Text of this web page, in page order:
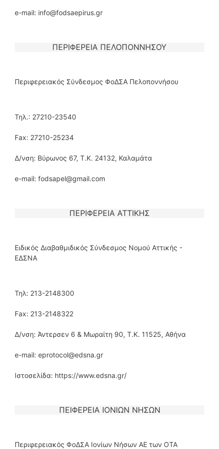
e-mail: info@fodsaepirus.gr
ΠΕΡΙΦΕΡΕΙΑ ΠΕΛΟΠΟΝΝΗΣΟΥ
Περιφερειακός Σύνδεσμος ΦοΔΣΑ Πελοποννήσου
Τηλ.: 27210-23540
Fax: 27210-25234
Δ/νση: Βύρωνος 67, Τ.Κ. 24132, Καλαμάτα
e-mail: fodsapel@gmail.com
ΠΕΡΙΦΕΡΕΙΑ ΑΤΤΙΚΗΣ
Ειδικός Διαβαθμιδικός Σύνδεσμος Νομού Αττικής -
ΕΔΣΝΑ
Τηλ: 213-2148300
Fax: 213-2148322
Δ/νση: Άντερσεν 6 & Μωραίτη 90, T.K. 11525, Αθήνα
e-mail: eprotocol@edsna.gr
Ιστοσελίδα: https://www.edsna.gr/
ΠΕΙΦΕΡΕΙΑ ΙΟΝΙΩΝ ΝΗΣΩΝ
Περιφερειακός ΦοΔΣΑ Ιονίων Νήσων ΑΕ των ΟΤΑ